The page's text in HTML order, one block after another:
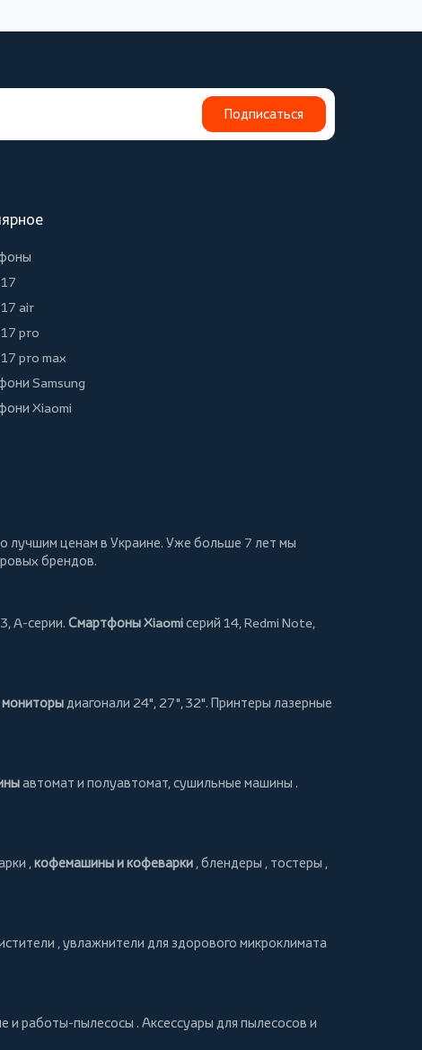
Подписаться
air
pro
pro max
Samsung
Xiaomi
лучшим ценам в Украине. Уже больше 7 лет мы
брендов.
A-серии. Смартфоны Xiaomiсерий 14, Redmi Note,
мониторыдиагонали 24", 27", 32". Принтеры лазерные
автомат и полуавтомат,сушильные машины .
,кофемашины и кофеварки ,блендеры , тостеры ,
, увлажнители для здорового микроклимата
и работы-пылесосы . Аксессуары для пылесосов и